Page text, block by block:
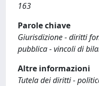
163
Parole chiave
Giurisdizione - diritti
pubblica - vincoli di
Altre informazioni
Tutela dei diritti -